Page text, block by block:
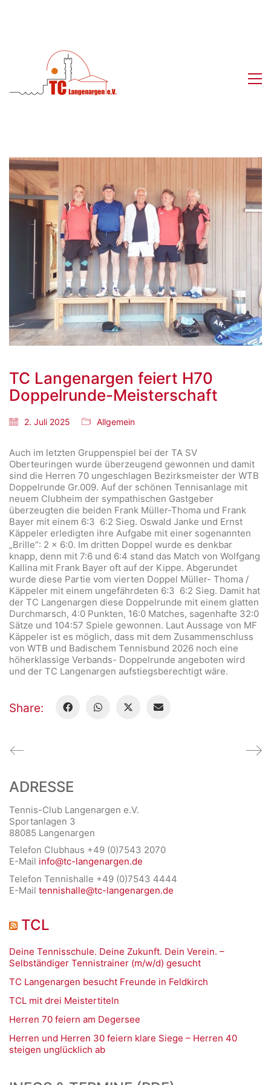
TC Langenargen feiert H70
Doppelrunde-Meisterschaft
2. Juli 2025 Allgemein
Auch im letzten Gruppenspiel bei der TA SV
Oberteuringen wurde überzeugend gewonnen und damit
sind die Herren 70 ungeschlagen Bezirksmeister der WTB
Doppelrunde Gr.009. Auf der schönen Tennisanlage mit
neuem Clubheim der sympathischen Gastgeber
überzeugten die beiden Frank Müller-Thoma und Frank
Bayer mit einem 6:3 6:2 Sieg. Oswald Janke und Ernst
Käppeler erledigten ihre Aufgabe mit einer sogenannten
„Brille“: 2 x 6:0. Im dritten Doppel wurde es denkbar
knapp, denn mit 7:6 und 6:4 stand das Match von Wolfgang
Kallina mit Frank Bayer oft auf der Kippe. Abgerundet
wurde diese Partie vom vierten Doppel Müller- Thoma /
Käppeler mit einem ungefährdeten 6:3 6:2 Sieg. Damit hat
der TC Langenargen diese Doppelrunde mit einem glatten
Durchmarsch, 4:0 Punkten, 16:0 Matches, sagenhafte 32:0
Sätze und 104:57 Spiele gewonnen. Laut Aussage von MF
Käppeler ist es möglich, dass mit dem Zusammenschluss
von WTB und Badischem Tennisbund 2026 noch eine
höherklassige Verbands- Doppelrunde angeboten wird
und der TC Langenargen aufstiegsberechtigt wäre.
Share:
ADRESSE
Tennis-Club Langenargen e.V.
Sportanlagen 3
88085 Langenargen
Telefon Clubhaus +49 (0)7543 2070
E-Mail info@tc-langenargen.de
Telefon Tennishalle +49 (0)7543 4444
E-Mail tennishalle@tc-langenargen.de
TCL
Deine Tennisschule. Deine Zukunft. Dein Verein. –
Selbständiger Tennistrainer (m/w/d) gesucht
TC Langenargen besucht Freunde in Feldkirch
TCL mit drei Meistertiteln
Herren 70 feiern am Degersee
Herren und Herren 30 feiern klare Siege – Herren 40
steigen unglücklich ab